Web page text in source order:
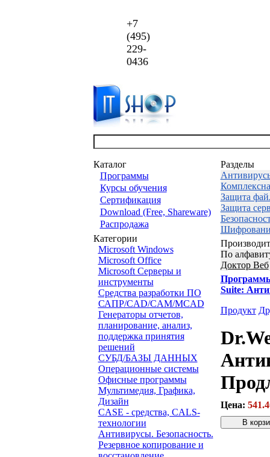
+7
(495)
229-
0436
Каталог
Программы
Курсы обучения
Сертификация
Download (Free, Shareware)
Распродажа
Категории
Microsoft Windows
Microsoft Office
Microsoft Серверы и
инструменты
Средства разработки ПО
САПР/CAD/CAM/MCAD
Генераторы отчетов,
планирование, анализ,
поддержка принятия
решений
СУБД/БАЗЫ ДАННЫХ
Операционные системы
Офисные программы
Мультимедия, Графика,
Дизайн
CASE - средства, CALS-
технологии
Антивирусы. Безопасность.
Резервное копирование и
Разделы
Защита
Защита
По
Доктор Веб
Suite:
Продукт
Цена: